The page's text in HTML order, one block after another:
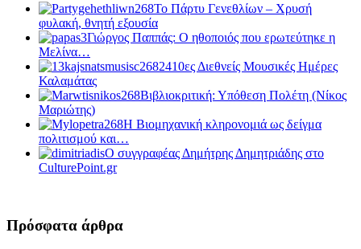
Το Πάρτυ Γενεθλίων – Χρυσή
φυλακή, θνητή εξουσία
Γιώργος Παππάς: Ο ηθοποιός που ερωτεύτηκε η
Μελίνα…
10ες Διεθνείς Μουσικές Ημέρες
Καλαμάτας
Βιβλιοκριτική: Υπόθεση Πολέτη (Νίκος
Μαριώτης)
Η Βιομηχανική κληρονομιά ως δείγμα
πολιτισμού και…
Ο συγγραφέας Δημήτρης Δημητριάδης στο
CulturePoint.gr
Πρόσφατα άρθρα